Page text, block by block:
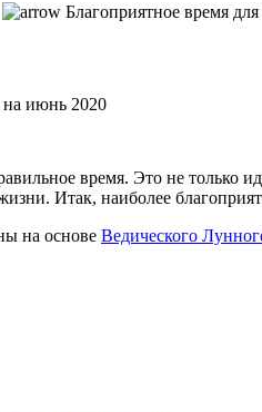
Благоприятное время
на июнь 2020
время. Это не только
Итак, наиболее
на основе Ведического